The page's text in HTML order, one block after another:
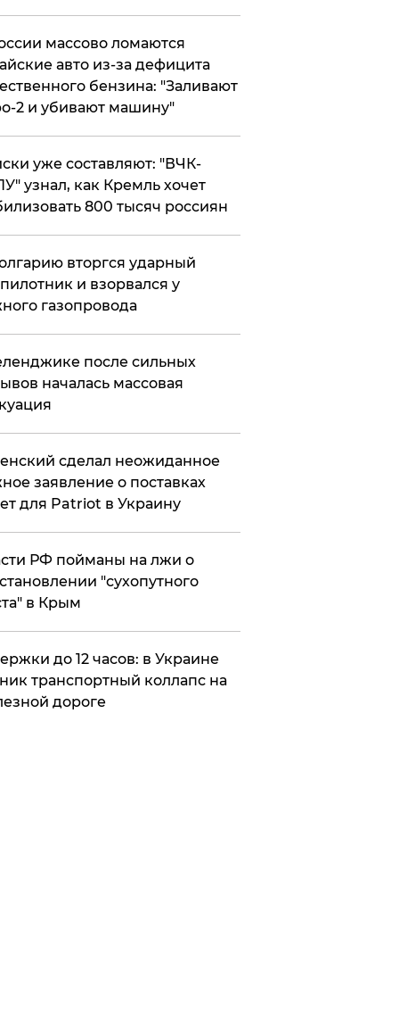
массово ломаются
авто из-за дефицита
бензина: "Заливают
2 и убивают машину"
уже составляют: "ВЧК-
узнал, как Кремль хочет
800 тысяч россиян
вторгся ударный
и взорвался у
газопровода
после сильных
началась массовая
сделал неожиданное
заявление о поставках
для Patriot в Украину
РФ пойманы на лжи о
"сухопутного
в Крым
до 12 часов: в Украине
транспортный коллапс на
дороге